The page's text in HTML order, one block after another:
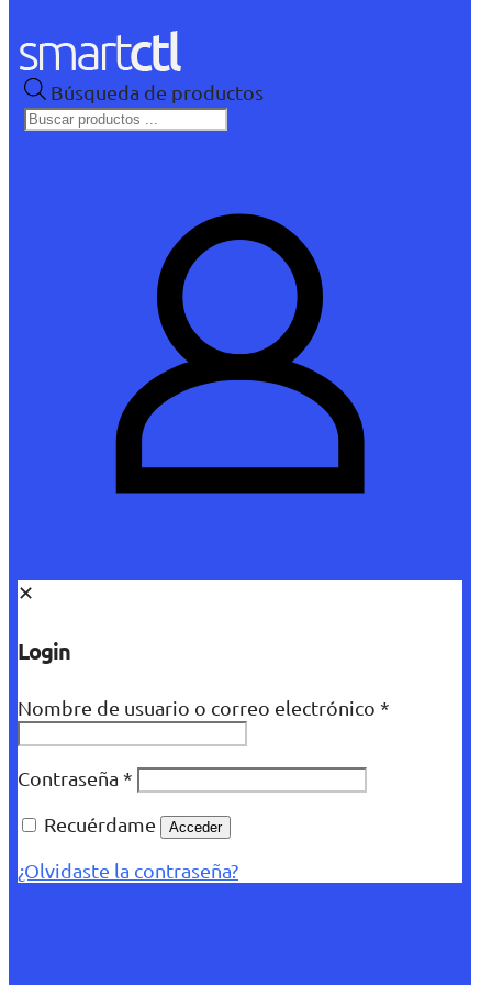
Búsqueda de productos
✕
Login
Nombre de usuario o correo electrónico *
Contraseña *
Recuérdame
Acceder
¿Olvidaste la contraseña?